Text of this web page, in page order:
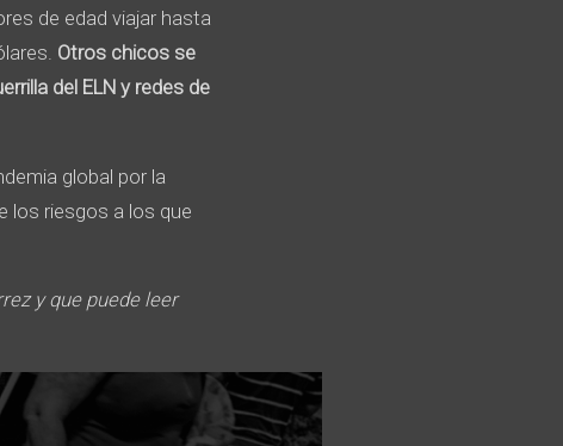
de edad viajar hasta
Otros chicos se
del ELN y redes de
global por la
los riesgos a los que
y que puede leer